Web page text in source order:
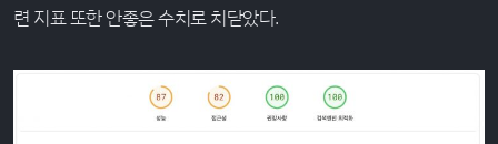
련 지표 또한 안좋은 수치로 치닫았다.